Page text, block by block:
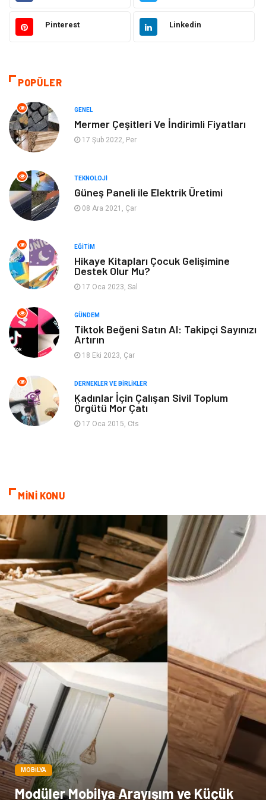
Gıda Alışveriş
Gündem
Otomotiv
Yapı İnşaat
Hizmet
Tatil Emlak
Organizasyon Metal Maden
Spor
Turizm
Hediyelik Eşya
Aksesuar Basın Yayın
Bebek Giyim Nakliyat
Ambalaj
Bitkisel Ürünler Pazarlama
Markalar Tarım & Hayvancılık
Bilişim Dernekler ve Birlikler
İthalat İhracat
Pinterest Linkedin
POPÜLER
GENEL
Mermer Çeşitleri Ve İndirimli Fiyatları
17 Şub 2022, Per
TEKNOLOJI
Güneş Paneli ile Elektrik Üretimi
08 Ara 2021, Çar
EĞITIM
Hikaye Kitapları Çocuk Gelişimine
Destek Olur Mu?
17 Oca 2023, Sal
GÜNDEM
Tiktok Beğeni Satın Al: Takipçi Sayınızı
Artırın
18 Eki 2023, Çar
DERNEKLER VE BIRLIKLER
Kadınlar İçin Çalışan Sivil Toplum
Örgütü Mor Çatı
17 Oca 2015, Cts
MİNİ KONU
MOBILYA
Modüler Mobilya Arayışım ve Küçük